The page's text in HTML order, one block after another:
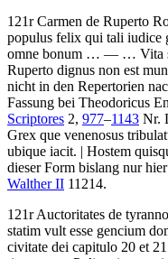
121rCarmen de Ruperto
populus felix qui tali iudice
omne bonum … — … Vita
Ruperto dignus non est
nicht in den Repertorien
Fassung bei Theodoricus
Scriptores 2, 977–1143 Nr.
Grex que venenosus
ubique iacit. | Hostem
dieser Form bislang nur
Walther II 11214.
121rAuctoritates de
statim vult esse gencium
civitate dei capitulo 20 et